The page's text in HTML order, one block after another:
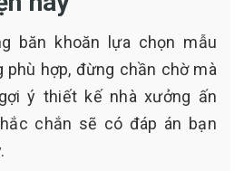
băn khoăn lựa chọn mẫu
phù hợp, đừng chần chờ mà
ý thiết kế nhà xưởng ấn
chắn sẽ có đáp án bạn